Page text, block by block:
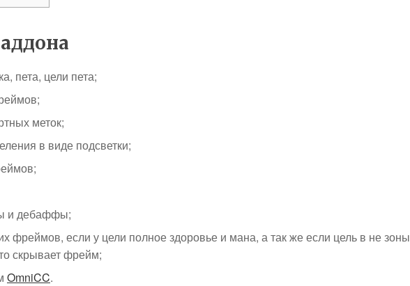
пета, цели пета;
меток;
в виде подсветки;
и дебаффы;
фреймов, если у цели полное здоровье и мана, а так же если цель в не зоны
скрывает фрейм;
OmniCC.